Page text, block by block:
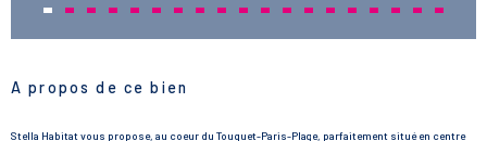
A propos de ce bien
Stella Habitat vous propose, au coeur du Touquet-Paris-Plage, parfaitement situé en centre